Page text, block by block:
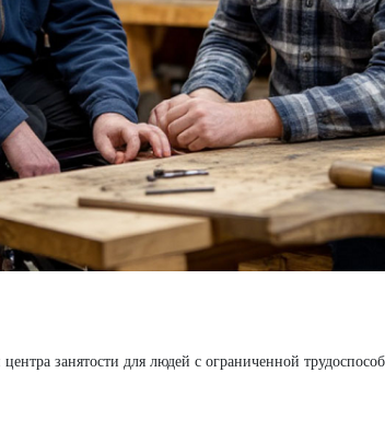
занятости для людей с ограниченной